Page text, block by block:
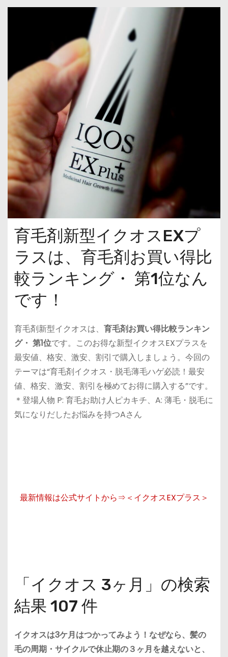
育毛剤新型イクオスEXプ
ラスは、育毛剤お買い得比
較ランキング・ 第1位なん
です！
育毛剤新型イクオスは、 育毛剤お買い得比較ランキン
グ・ 第1位です。このお得な新型イクオスEXプラスを
最安値、格安、激安、割引で購入しましょう。今回の
テーマは“育毛剤イクオス・脱毛薄毛ハゲ必読！最安
値、格安、激安、割引を極めてお得に購入する”です。
＊登場人物 P: 育毛お助け人ピカキチ、A: 薄毛・脱毛に
気になりだしたお悩みを持つAさん
最新情報は公式サイトから⇒＜イクオスEXプラス＞
「イクオス 3ヶ月」の検索
結果 107 件
イクオスは3ケ月はつかってみよう！ なぜなら、髪の
毛の周期・サイクルで休止期の３ヶ月を越えないと、